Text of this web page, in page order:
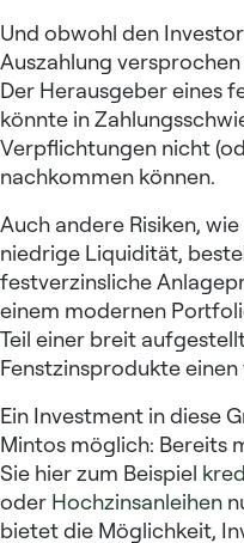
Und obwohl den
Auszahlung
Der Herausgeber eines
könnte in
Verpflichtungen nicht
nachkommen können.
Auch andere Risiken,
niedrige Liquidität,
festverzinsliche
einem modernen
Teil einer breit
Fenstzinsprodukte
Ein Investment in diese
Mintos möglich: Bereits
Sie hier zum Beispiel
oder Hochzinsanleihen
bietet die Möglichkeit,